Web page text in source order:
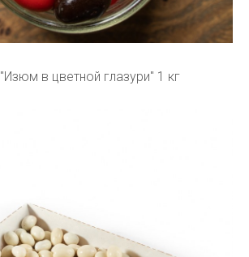
в цветной глазури" 1 кг